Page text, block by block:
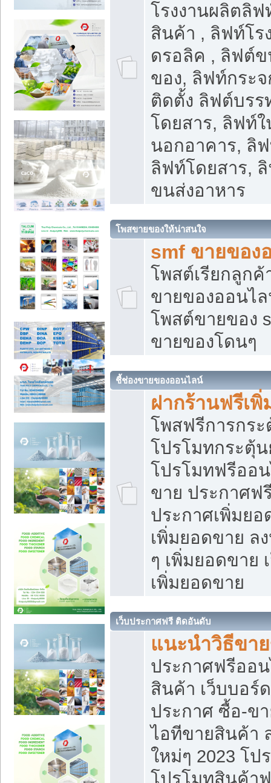
โรงงานผลิตลิ
สินค้า , ลิฟท์โร
ดรอลิค , ลิฟต์
ของ, ลิฟท์กระ
ติดตั้ง ลิฟต์บร
โดยสาร, ลิฟท์
นอกอาคาร, ลิ
ลิฟท์โดยสาร,
ขนส่งอาหาร
โพสขายของให้น่าสนใจ
smf ขายของ
โพสต์เรียกลูกค้
ขายของออนไ
โพสต์ขายของ
ขายของโดนๆ
ชี้ช่องขายของออนไลน์
ฝากร้านฟรีเ
โพสฟรีการกร
โปรโมทกระตุ้
โปรโมทฟรีออ
ขาย ประกาศฟ
ประกาศเพิ่มย
เพิ่มยอดขาย ล
ๆ เพิ่มยอดขาย
เพิ่มยอดขาย
เว็บประกาศฟรี ติดอันดับ
แนะนำวิธีขา
ประกาศฟรีออ
สินค้า เว็บบอร์
ประกาศ ซื้อ-ข
ไอทีขายสินค้า
ใหม่ๆ 2023 โป
โปรโมทสินค้า